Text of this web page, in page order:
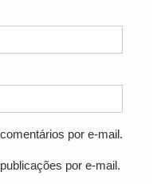
por e-mail.
por e-mail.